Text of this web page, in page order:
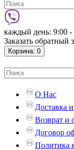
каждый день: 9:00 -
Заказать обратный
Корзина: 0
О Нас
Доставка
Возврат и
Договор
Политика